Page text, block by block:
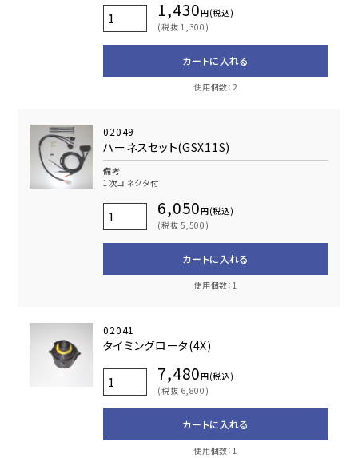
1,430円(税込)
(税抜 1,300)
カートに入れる
使用個数：2
02049
ハーネスセット(GSX11S)
備考
1次コネクタ付
6,050円(税込)
(税抜 5,500)
カートに入れる
使用個数：1
02041
タイミングロータ(4X)
7,480円(税込)
(税抜 6,800)
カートに入れる
使用個数：1